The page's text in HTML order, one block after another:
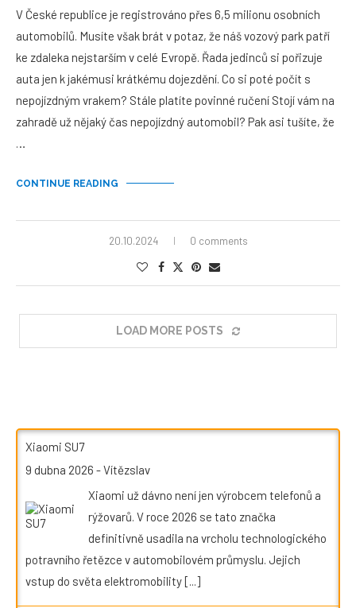
V České republice je registrováno přes 6,5 milionu osobních
automobilů. Musíte však brát v potaz, že náš vozový park patří
ke zdaleka nejstarším v celé Evropě. Řada jedinců si pořizuje
auta jen k jakémusi krátkému dojezdění. Co si poté počít s
nepojízdným vrakem? Stále platíte povinné ručení Stojí vám na
zahradě už nějaký čas nepojízdný automobil? Pak asi tušíte, že
…
CONTINUE READING
20.10.2024 0 comments
LOAD MORE POSTS
Xiaomi SU7
9 dubna 2026 -Vítězslav
Xiaomi už dávno není jen výrobcem telefonů a
rýžovarů. V roce 2026 se tato značka
definitivně usadila na vrcholu technologického
potravního řetězce v automobilovém průmyslu. Jejich
vstup do světa elektromobility[...]